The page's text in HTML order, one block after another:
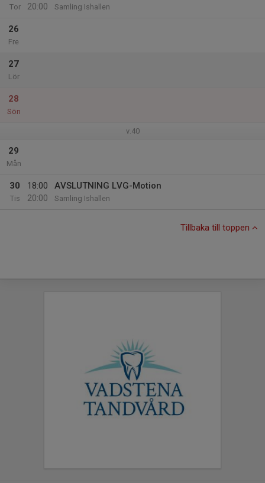
Tor
20:00
Samling Ishallen
26
Fre
27
Lör
28
Sön
v.40
29
Mån
30
Tis
18:00
20:00
AVSLUTNING LVG-Motion
Samling Ishallen
Tillbaka till toppen